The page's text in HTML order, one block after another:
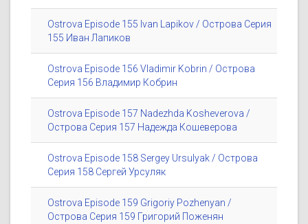
Ostrova Episode 155 Ivan Lapikov / Острова Серия
155 Иван Лапиков
Ostrova Episode 156 Vladimir Kobrin / Острова
Серия 156 Владимир Кобрин
Ostrova Episode 157 Nadezhda Kosheverova /
Острова Серия 157 Надежда Кошеверова
Ostrova Episode 158 Sergey Ursulyak / Острова
Серия 158 Сергей Урсуляк
Ostrova Episode 159 Grigoriy Pozhenyan /
Острова Серия 159 Григорий Поженян